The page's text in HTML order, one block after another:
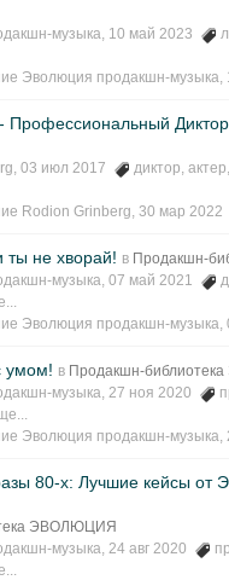
музыка, 10 май 2023
Эволюция продакшн-музыка,
Профессиональный Диктор,
, 03 июл 2017 диктор,актер
Rodion Grinberg,30 мар 2022
ты не хворай! в Продакшн-
музыка, 07 май 2021
Эволюция продакшн-музыка,
умом! в Продакшн-
музыка, 27 ноя 2020
Эволюция продакшн-музыка,
80-х: Лучшие кейсы от
ЭВОЛЮЦИЯ
музыка, 24 авг 2020